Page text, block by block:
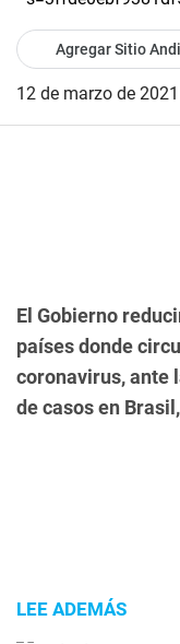
Agregar Sitio
12 de marzo de
El Gobierno
países donde
coronavirus, ante
de casos en
LEE ADEMÁS